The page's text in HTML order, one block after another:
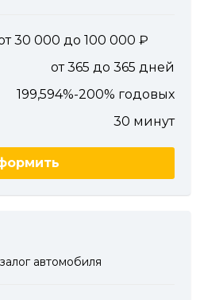
30 000 до 100 000
от 365 до 365 дней
199,594%-200% годовых
30 минут
автомобиля